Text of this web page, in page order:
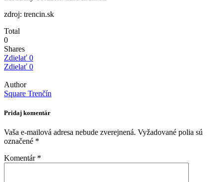
zdroj: trencin.sk
Total
0
Shares
Zdielať 0
Zdielať 0
Author
Square Trenčín
Pridaj komentár
Vaša e-mailová adresa nebude zverejnená. Vyžadované polia sú
označené *
Komentár *